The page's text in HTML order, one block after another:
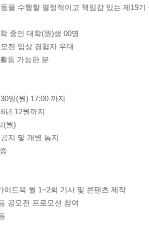
을 수행할 열정적이고 책임감 있는 제19
중인 대학(원)생 00명
전 입상 경험자 우대
동 가능한 분
일(월) 17:00 까지
년 12월까지
(월)
지 및 개별 통지
이드북 월 1~2회 기사 및 콘텐츠 제작
공모전 프로모션 참여